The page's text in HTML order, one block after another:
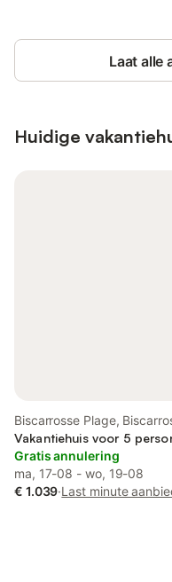
Laat alle
Huidige
Biscarrosse Plage,
Vakantiehuis voor 5
Gratis annulering
ma, 17-08 - wo, 19-08
€ 1.039·Last minute